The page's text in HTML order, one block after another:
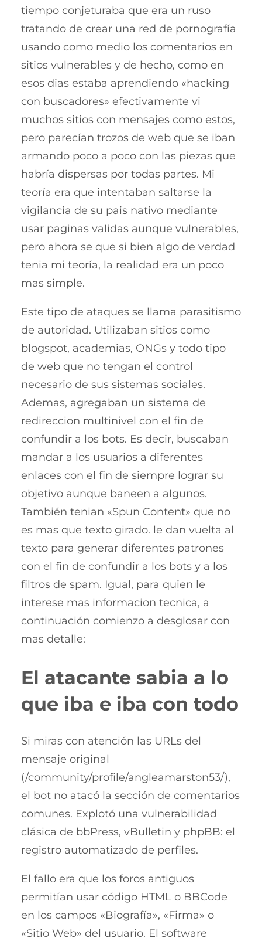
tiempo conjeturaba que era un ruso
tratando de crear una red de pornografía
usando como medio los comentarios en
sitios vulnerables y de hecho, como en
esos dias estaba aprendiendo «hacking
con buscadores» efectivamente vi
muchos sitios con mensajes como estos,
pero parecían trozos de web que se iban
armando poco a poco con las piezas que
habría dispersas por todas partes. Mi
teoría era que intentaban saltarse la
vigilancia de su pais nativo mediante
usar paginas validas aunque vulnerables,
pero ahora se que si bien algo de verdad
tenia mi teoría, la realidad era un poco
mas simple.
Este tipo de ataques se llama parasitismo
de autoridad. Utilizaban sitios como
blogspot, academias, ONGs y todo tipo
de web que no tengan el control
necesario de sus sistemas sociales.
Ademas, agregaban un sistema de
redireccion multinivel con el fin de
confundir a los bots. Es decir, buscaban
mandar a los usuarios a diferentes
enlaces con el fin de siempre lograr su
objetivo aunque baneen a algunos.
También tenian «Spun Content» que no
es mas que texto girado. le dan vuelta al
texto para generar diferentes patrones
con el fin de confundir a los bots y a los
filtros de spam. Igual, para quien le
interese mas informacion tecnica, a
continuación comienzo a desglosar con
mas detalle:
El atacante sabia a lo
que iba e iba con todo
Si miras con atención las URLs del
mensaje original
(/community/profile/angleamarston53/),
el bot no atacó la sección de comentarios
comunes. Explotó una vulnerabilidad
clásica de bbPress, vBulletin y phpBB: el
registro automatizado de perfiles.
El fallo era que los foros antiguos
permitían usar código HTML o BBCode
en los campos «Biografía», «Firma» o
«Sitio Web» del usuario. El software